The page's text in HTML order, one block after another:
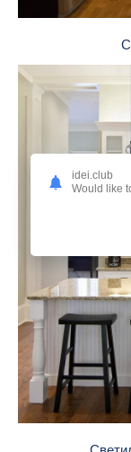
idei.club
Would like